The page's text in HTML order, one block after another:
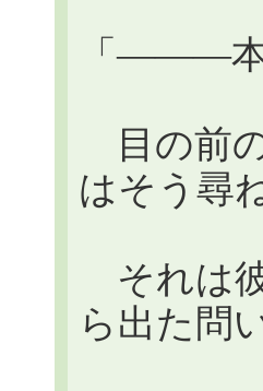
「―――本
目の前
はそう尋
それは
ら出た問